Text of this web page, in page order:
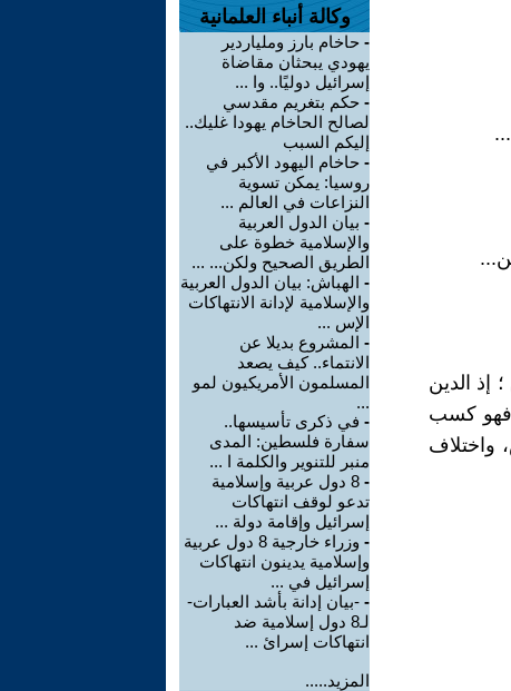
إذ الدين
فهو كسب
واختلاف
وكالة أنباء العلمانية
- حاخام بارز وملياردير
يهودي يبحثان مقاضاة
إسرائيل دوليًا.. وا ...
- حكم بتغريم مقدسي
لصالح الحاخام يهودا غليك..
إليكم السبب
- حاخام اليهود الأكبر في
روسيا: يمكن تسوية
النزاعات في العالم ...
- بيان الدول العربية
والإسلامية خطوة على
الطريق الصحيح ولكن... ...
- الهباش: بيان الدول العربية
والإسلامية لإدانة الانتهاكات
الإس ...
- المشروع بديلا عن
الانتماء.. كيف يصعد
المسلمون الأمريكيون لمو
...
- في ذكرى تأسيسها..
سفارة فلسطين: المدى
منبر للتنوير والكلمة ا ...
-
8 دول عربية وإسلامية
تدعو لوقف انتهاكات
إسرائيل وإقامة دولة ...
-
وزراء خارجية 8 دول عربية
وإسلامية يدينون انتهاكات
إسرائيل في ...
- -بيان إدانة بأشد العبارات-
لـ8 دول إسلامية ضد
انتهاكات إسرائ ...
المزيد.....